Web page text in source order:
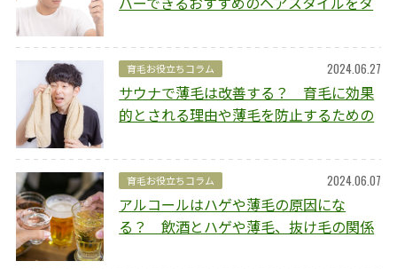
育毛お役立ちコラム 2024.06.27
サウナで薄毛は改善する？ 育毛に効果
的とされる理由や薄毛を防止するための
育毛お役立ちコラム 2024.06.07
アルコールはハゲや薄毛の原因にな
る？ 飲酒とハゲや薄毛、抜け毛の関係